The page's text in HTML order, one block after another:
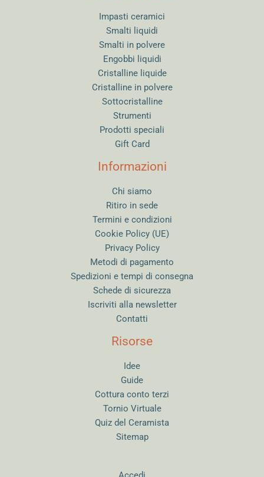
Impasti ceramici
Smalti liquidi
Smalti in polvere
Engobbi liquidi
Cristalline liquide
Cristalline in polvere
Sottocristalline
Strumenti
Prodotti speciali
Gift Card
Informazioni
Chi siamo
Ritiro in sede
Termini e condizioni
Cookie Policy (UE)
Privacy Policy
Metodi di pagamento
Spedizioni e tempi di consegna
Schede di sicurezza
Iscriviti alla newsletter
Contatti
Risorse
Idee
Guide
Cottura conto terzi
Tornio Virtuale
Quiz del Ceramista
Sitemap